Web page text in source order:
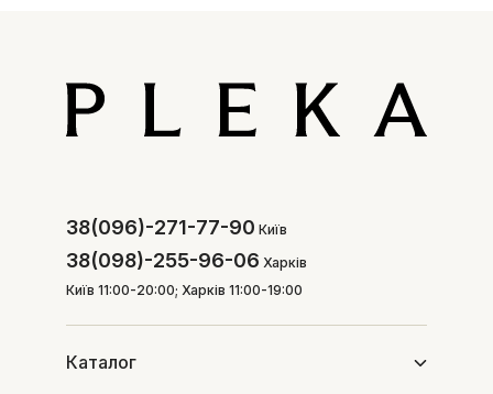
38(096)-271-77-90 Київ
38(098)-255-96-06 Харків
Київ 11:00-20:00; Харків 11:00-19:00
Каталог